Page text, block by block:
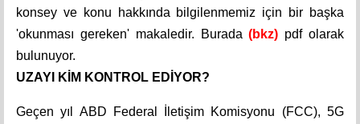
konsey ve konu hakkında bilgilenmemiz için bir başka
'okunması gereken' makaledir. Burada(bkz) pdf olarak
bulunuyor.
UZAYI KİM KONTROL EDİYOR?
Geçen yıl ABD Federal İletişim Komisyonu (FCC), 5G